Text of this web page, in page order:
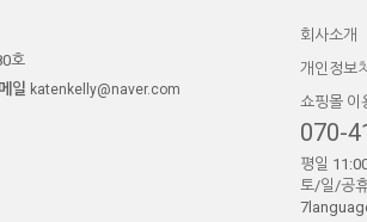
호
일 katenkelly@naver.com
회사소개
개인정보
쇼핑몰 이
070-
평일
토/일/공